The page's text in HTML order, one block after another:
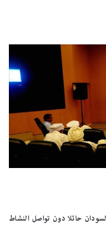
حائلا دون تواصل النشاط